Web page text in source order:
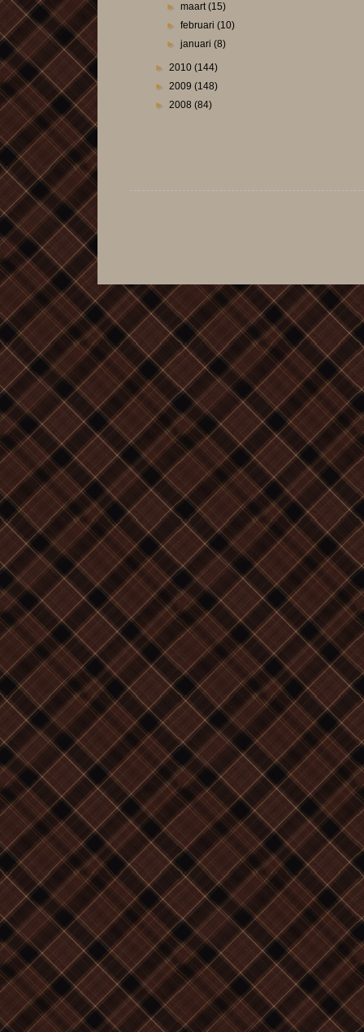
►maart(15)
►februari(10)
►januari(8)
► 2010 (144)
► 2009 (148)
► 2008 (84)